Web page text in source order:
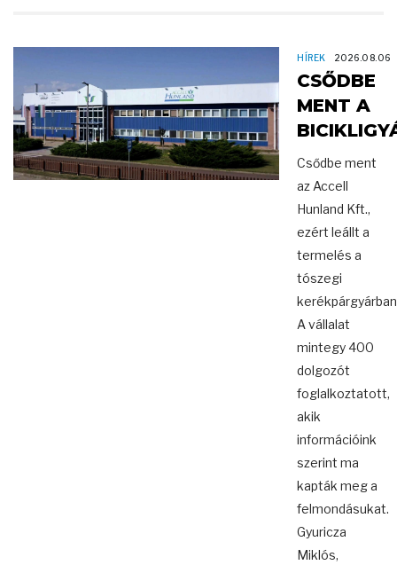
HÍREK 2026.08.06
CSŐDBE
MENT A
Csődbe ment
az Accell
Hunland Kft.,
ezért leállt a
termelés a
tószegi
A vállalat
mintegy 400
dolgozót
foglalkoztatott,
akik
információink
szerint ma
kapták meg a
felmondásukat.
Gyuricza
Miklós,